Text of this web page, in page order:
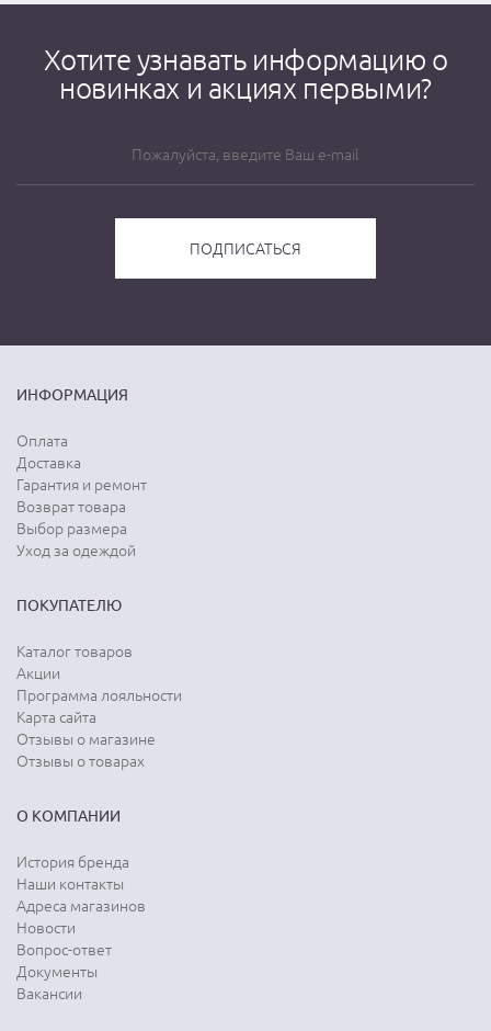
Хотите узнавать информацию о
новинках и акциях первыми?
ИНФОРМАЦИЯ
Оплата
Доставка
Гарантия и ремонт
Возврат товара
Выбор размера
Уход за одеждой
ПОКУПАТЕЛЮ
Каталог товаров
Акции
Программа лояльности
Карта сайта
Отзывы о магазине
Отзывы о товарах
О КОМПАНИИ
История бренда
Наши контакты
Адреса магазинов
Новости
Вопрос-ответ
Документы
Вакансии